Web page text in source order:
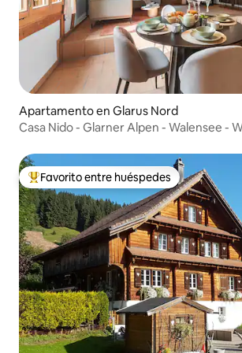
Apartamento en Glarus Nord
Casa Nido - Glarner Alpen - Walensee -
Favorito entre huéspedes preferido
Favorito entre huéspedes